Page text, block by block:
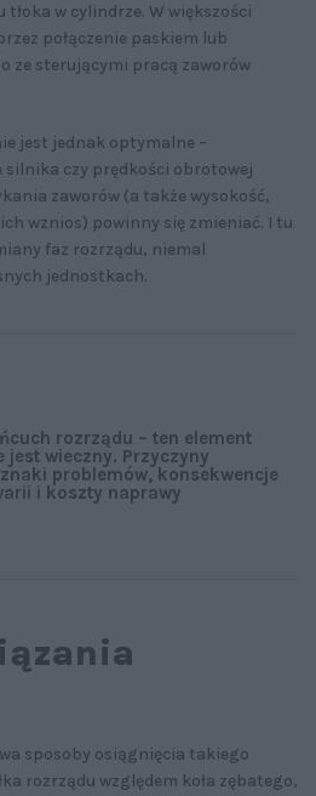
w cylindrze. W większości
połączenie paskiem lub
ze sterującymi pracą zaworów
jest jednak optymalne –
silnika czy prędkości obrotowej
zaworów (a także wysokość,
wznios) powinny się zmieniać. I tu
faz rozrządu, niemal
jednostkach.
rozrządu – ten element
jest wieczny. Przyczyny
problemów, konsekwencje
i koszty naprawy
sposoby osiągnięcia takiego
rozrządu względem koła zębatego,